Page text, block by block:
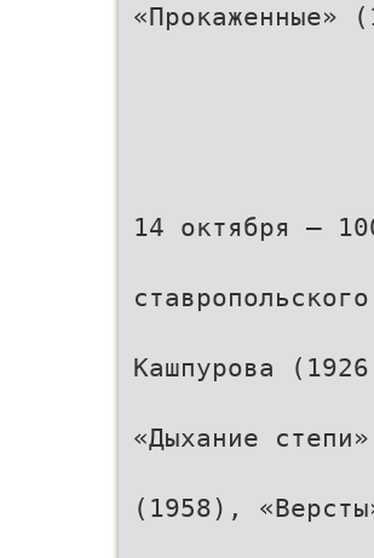
«Прокаженные»
14 октября –
Кашпурова
«Дыхание
(1958),